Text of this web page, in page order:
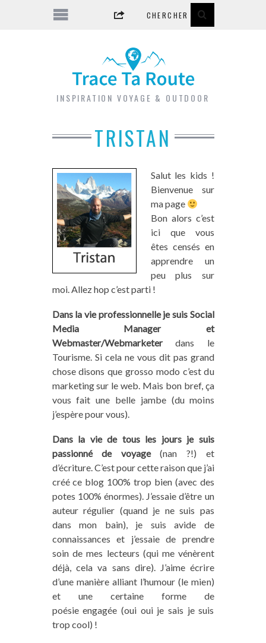
INSPIRATION VOYAGE & OUTDOOR
TRISTAN
Salut les kids !
Bienvenue sur
ma page
Bon alors c’est
ici que vous
êtes censés en
apprendre un
peu plus sur
moi. Allez hop c’est parti !
Dans la vie professionnelle je suis Social
Media Manager et
Webmaster/Webmarketerdans le
Tourisme. Si cela ne vous dit pas grand
chose disons que grosso modo c’est du
marketing sur le web. Mais bon bref, ça
vous fait une belle jambe (du moins
j’espère pour vous).
Dans la vie de tous les jours je suis
passionné de voyage(nan ?!) et
d’écriture. C’est pour cette raison que j’ai
créé ce blog 100% trop bien (avec des
potes 100% énormes). J’essaie d’être un
auteur régulier (quand je ne suis pas
dans mon bain), je suis avide de
connaissances et j’essaie de prendre
soin de mes lecteurs (qui me vénèrent
déjà, cela va sans dire). J’aime écrire
d’une manière alliant l’humour (le mien)
et une certaine forme de
poésie engagée (oui oui je sais je suis
trop cool) !